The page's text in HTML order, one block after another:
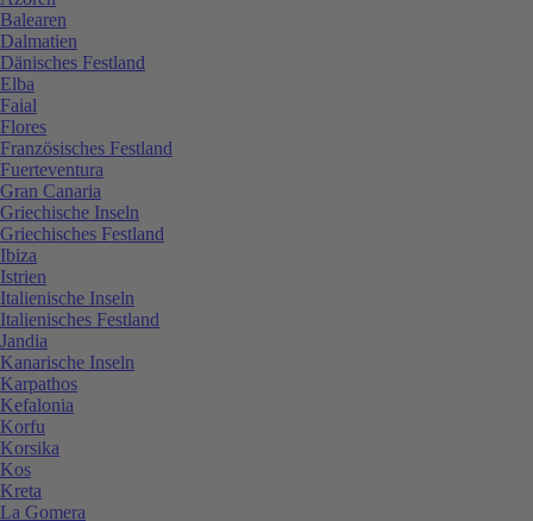
Balearen
Dalmatien
Dänisches Festland
Elba
Faial
Flores
Französisches Festland
Fuerteventura
Gran Canaria
Griechische Inseln
Griechisches Festland
Ibiza
Istrien
Italienische Inseln
Italienisches Festland
Jandia
Kanarische Inseln
Karpathos
Kefalonia
Korfu
Korsika
Kos
Kreta
La Gomera